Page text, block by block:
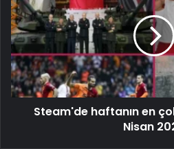
Steam'de haftanın en
Nisan